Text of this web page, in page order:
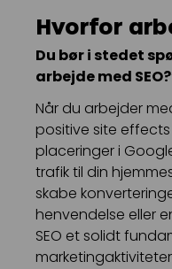
Hvorfor
Du bør i stedet
arbejde med
Når du arbejder
positive site
placeringer i
trafik til din
skabe
henvendelse eller
SEO et solidt